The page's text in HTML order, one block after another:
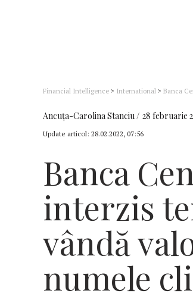
Financial Intelligence > International > Banca
Ancuţa-Carolina Stanciu 28 februarie
Update articol: 28.02.2022, 07:56
Banca
interzis
vândă
numele